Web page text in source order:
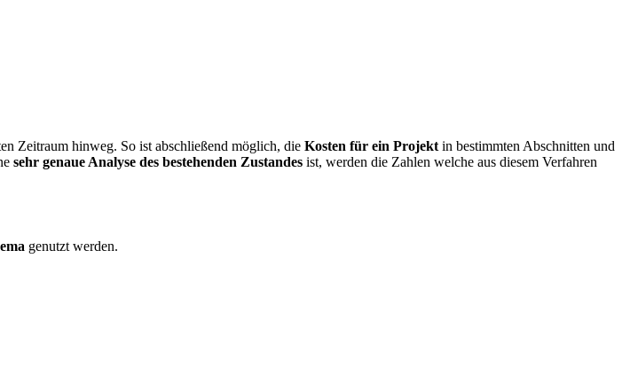
Zeitraum hinweg. So ist abschließend möglich, die Kosten für ein Projekt in bestimmten Abschnitten und
sehr genaue Analyse des bestehenden Zustandes ist, werden die Zahlen welche aus diesem Verfahren
genutzt werden.